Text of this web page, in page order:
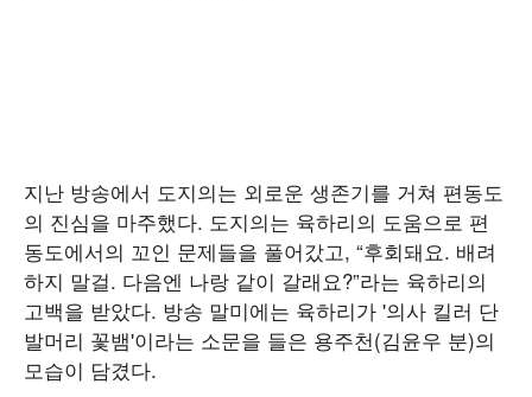
지난 방송에서 도지의는 외로운 생존기를 거쳐 편동도
의 진심을 마주했다. 도지의는 육하리의 도움으로 편
동도에서의 꼬인 문제들을 풀어갔고, “후회돼요. 배려
하지 말걸. 다음엔 나랑 같이 갈래요?”라는 육하리의
고백을 받았다. 방송 말미에는 육하리가 '의사 킬러 단
발머리 꽃뱀'이라는 소문을 들은 용주천(김윤우 분)의
모습이 담겼다.